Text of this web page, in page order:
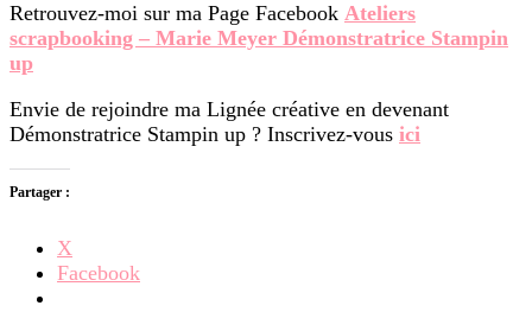
Retrouvez-moi sur ma Page Facebook Ateliers
scrapbooking – Marie Meyer Démonstratrice Stampin
up
Envie de rejoindre ma Lignée créative en devenant
Démonstratrice Stampin up ? Inscrivez-vous ici
Partager :
X
Facebook